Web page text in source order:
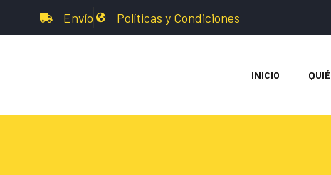
Envío Políticas y Condiciones
INICIO